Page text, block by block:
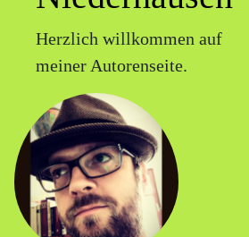
Herzlich willkommen auf
meiner Autorenseite.